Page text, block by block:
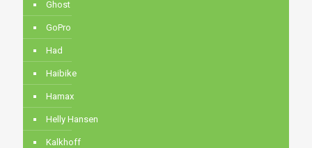
Ghost
GoPro
Had
Haibike
Hamax
Helly Hansen
Kalkhoff